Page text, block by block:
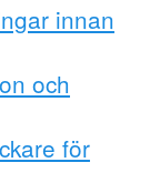
innan
och
för